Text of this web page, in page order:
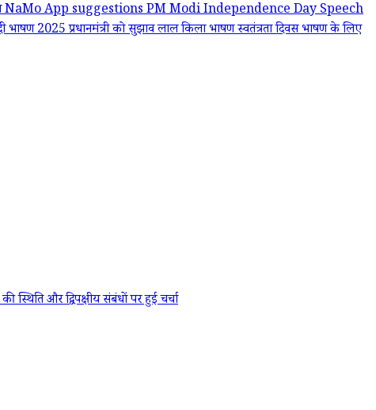
NaMo App suggestionsPM Modi Independence Day Speech
भाषण 2025प्रधानमंत्री को सुझावलाल किला भाषणस्वतंत्रता दिवस भाषण के लिए
और द्विपक्षीय संबंधों पर हुई चर्चा